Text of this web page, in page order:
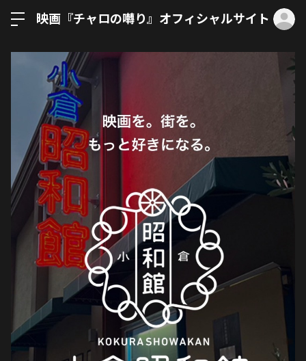
映画『チャロの囀り』オフィシャルサイト